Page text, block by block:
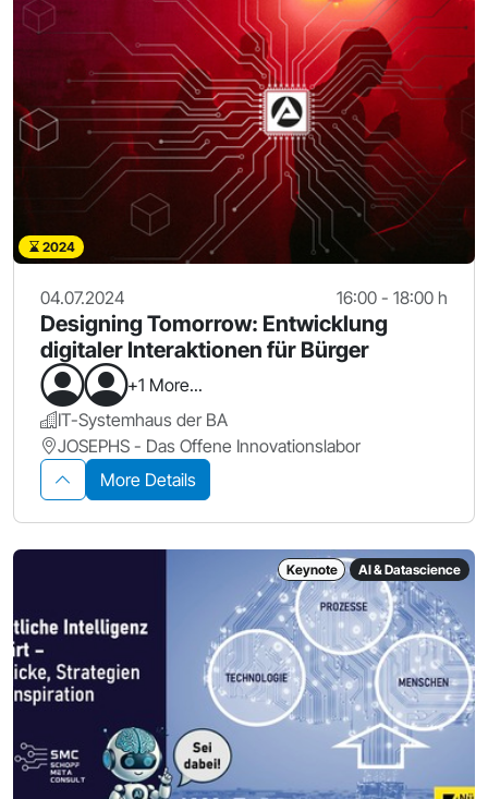
2024
04.07.2024 16:00 - 18:00 h
Designing Tomorrow: Entwicklung
digitaler Interaktionen für Bürger
+1 More...
IT-Systemhaus der BA
JOSEPHS - Das Offene Innovationslabor
More Details
Keynote AI & Datascience